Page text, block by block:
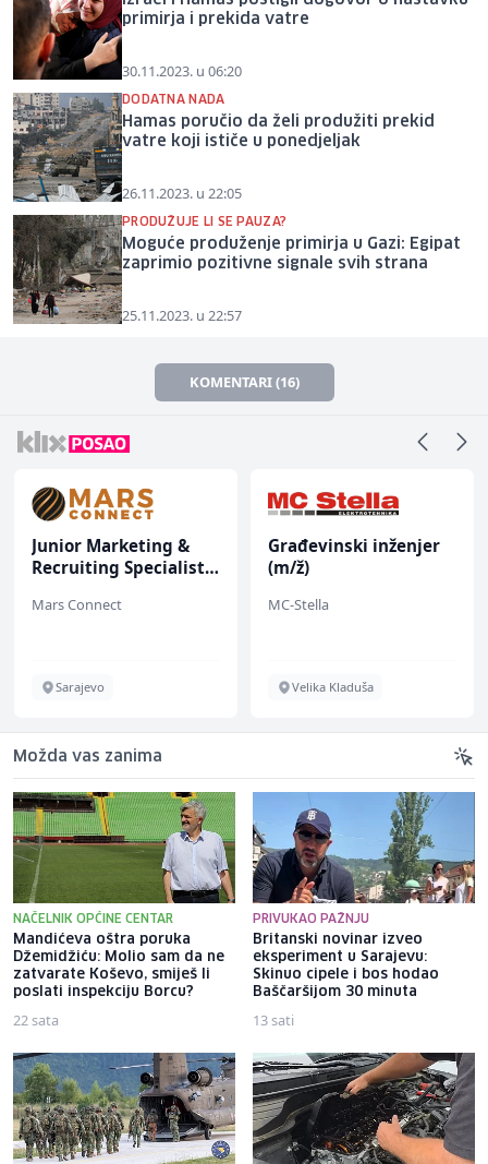
primirja i prekida vatre
30.11.2023. u 06:20
DODATNA NADA
Hamas poručio da želi produžiti prekid
vatre koji ističe u ponedjeljak
26.11.2023. u 22:05
PRODUŽUJE LI SE PAUZA?
Moguće produženje primirja u Gazi: Egipat
zaprimio pozitivne signale svih strana
25.11.2023. u 22:57
KOMENTARI (16)
Junior Marketing &
Recruiting Specialist
Mars Connect
Sarajevo
Građevinski inženjer
(m/ž)
MC-Stella
Velika Kladuša
Možda vas zanima
NAČELNIK OPĆINE CENTAR
Mandićeva oštra poruka
Džemidžiću: Molio sam da ne
zatvarate Koševo, smiješ li
poslati inspekciju Borcu?
22 sata
PRIVUKAO PAŽNJU
Britanski novinar izveo
eksperiment u Sarajevu:
Skinuo cipele i bos hodao
Baščaršijom 30 minuta
13 sati